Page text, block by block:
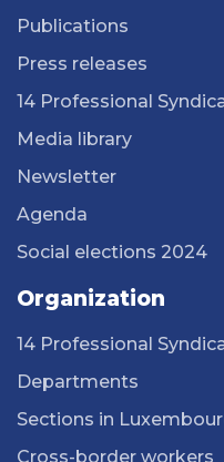
Publications
Press releases
14 Professional
Media library
Newsletter
Agenda
Social elections 2024
Organization
14 Professional
Departments
Sections in
Cross-border workers